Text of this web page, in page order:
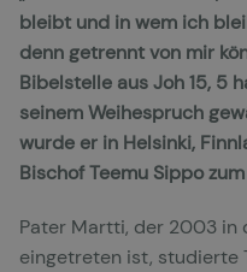
bleibt und in wem ich
denn getrennt von mir
Bibelstelle aus Joh 15, 5
seinem Weihespruch
wurde er in Helsinki,
Bischof Teemu Sippo
Pater Martti, der 2003 in
eingetreten ist, studierte